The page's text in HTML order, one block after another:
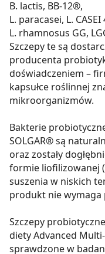
B. lactis, BB-12®,
L. paracasei, L.
L. rhamnosus GG,
Szczepy te są
producenta
doświadczeniem –
kapsułce roślinnej
mikroorganizmów.
Bakterie
SOLGAR® są
oraz zostały
formie liofilizowanej
suszenia w niskich
produkt nie wymaga
Szczepy
diety Advanced
sprawdzone w